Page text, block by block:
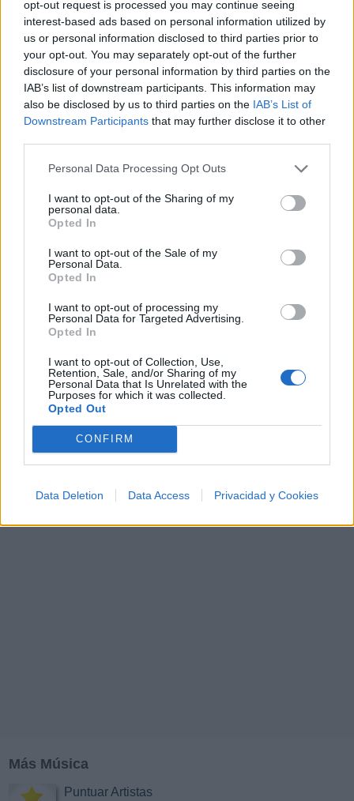
opt-out request is processed you may continue seeing
interest-based ads based on personal information utilized by
us or personal information disclosed to third parties prior to
your opt-out. You may separately opt-out of the further
disclosure of your personal information by third parties on the
IAB’s list of downstream participants. This information may
also be disclosed by us to third parties on the IAB’s List of
Downstream Participants that may further disclose it to other
Personal Data Processing Opt Outs
I want to opt-out of the Sharing of my
personal data.
Opted In
I want to opt-out of the Sale of my
Personal Data.
Opted In
I want to opt-out of processing my
Personal Data for Targeted Advertising.
Opted In
I want to opt-out of Collection, Use,
Retention, Sale, and/or Sharing of my
Personal Data that Is Unrelated with the
Purposes for which it was collected.
Opted Out
CONFIRM
Data Deletion Data Access Privacidad y Cookies
Añadir un comentario ...
Psicodelia y Space Rock 🎸✨
🌌🚀 Viaje intergaláctico: la mejor selección de
psicodelia, space rock y atmósferas cósmicas para
al firmamento y siente la gravedad cero. 💾 ¡Guarda
esta colección para tu próxima noche estrellada!
✨⭐
Letras Top Artistas Playlists
B C D
O P Q
Z #
Más Música
Puntuar Artistas